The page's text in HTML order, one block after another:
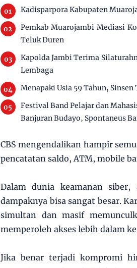
Kadisparpora Kabupaten
Pemkab Muarojambi Mediasi
Teluk Duren
Kapolda Jambi Terima
Lembaga
Menapaki Usia 59 Tahun,
Festival Band Pelajar dan
Banjuran Budayo, Spontaneus
CBS mengendalikan hampir
pencatatan saldo, ATM, mobile
Dalam dunia keamanan
dampaknya bisa sangat besar.
simultan dan masif
memperoleh akses lebih dalam
Jika benar terjadi kompromi